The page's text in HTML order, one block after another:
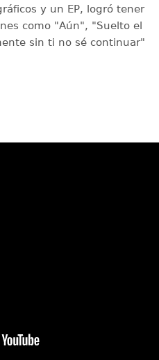
y un EP, logró tener
como "Aún", "Suelto el
sin ti no sé continuar"